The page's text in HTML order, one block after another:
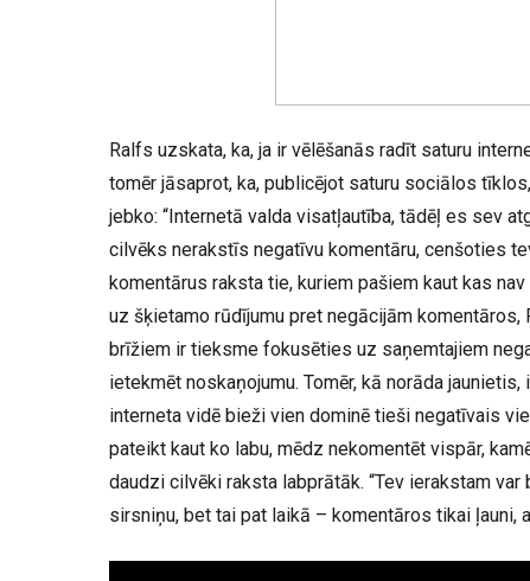
Ralfs uzskata, ka, ja ir vēlēšanās radīt saturu
tomēr jāsaprot, ka, publicējot saturu sociālos
jebko: “Internetā valda visatļautība, tādēļ es sev
cilvēks nerakstīs negatīvu komentāru, cenšoties
komentārus raksta tie, kuriem pašiem kaut kas
uz šķietamo rūdījumu pret negācijām komentāros,
brīžiem ir tieksme fokusēties uz saņemtajiem
ietekmēt noskaņojumu. Tomēr, kā norāda
interneta vidē bieži vien dominē tieši negatīvais
pateikt kaut ko labu, mēdz nekomentēt vispār,
daudzi cilvēki raksta labprātāk. “Tev ierakstam var
sirsniņu, bet tai pat laikā – komentāros tikai ļauni,